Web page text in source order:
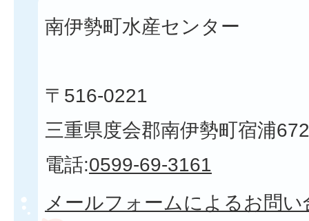
南伊勢町水産センター
〒516-0221
三重県度会郡南伊勢町宿浦
電話:0599-69-3161
メールフォームによるお問い